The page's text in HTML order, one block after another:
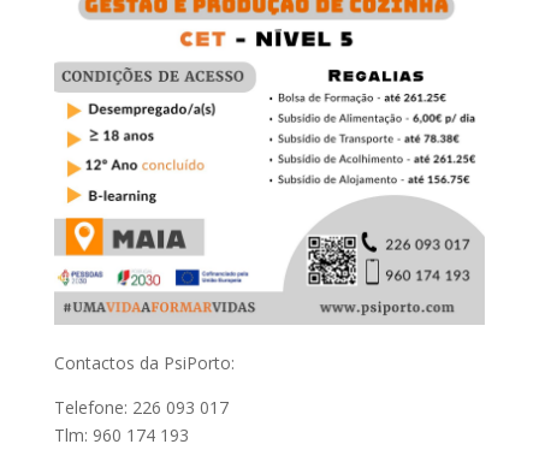
Contactos da PsiPorto:
Telefone: 226 093 017
Tlm: 960 174 193